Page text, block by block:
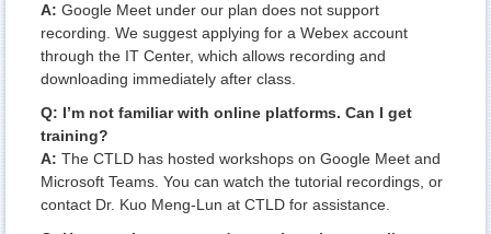
A: Google Meet under our plan does not support
recording. We suggest applying for a Webex account
through the IT Center, which allows recording and
downloading immediately after class.
Q: I’m not familiar with online platforms. Can I get
training?
A: The CTLD has hosted workshops on Google Meet and
Microsoft Teams. You can watch the tutorial recordings, or
contact Dr. Kuo Meng-Lun at CTLD for assistance.